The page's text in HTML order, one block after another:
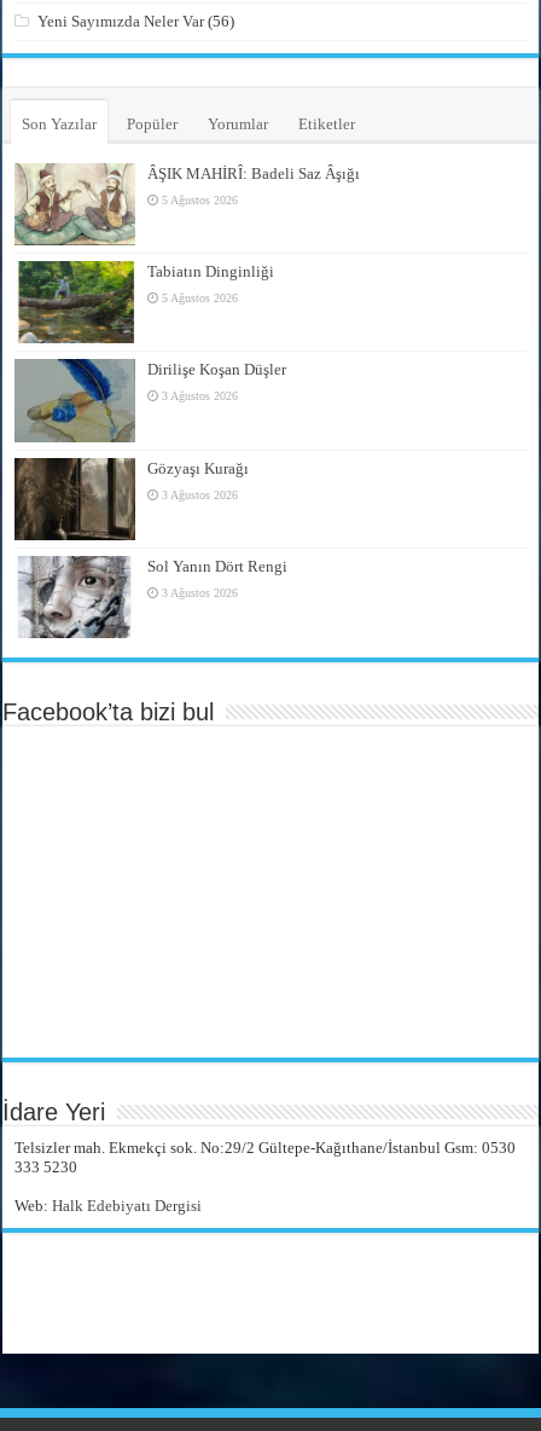
Yeni Sayımızda Neler Var(56)
Son Yazılar Popüler Yorumlar Etiketler
ÂŞIK MAHİRÎ: Badeli Saz Âşığı
5 Ağustos 2026
Tabiatın Dinginliği
5 Ağustos 2026
Dirilişe Koşan Düşler
3 Ağustos 2026
Gözyaşı Kurağı
3 Ağustos 2026
Sol Yanın Dört Rengi
3 Ağustos 2026
Facebook’ta bizi bul
İdare Yeri
Telsizler mah. Ekmekçi sok. No:29/2 Gültepe-Kağıthane/İstanbul Gsm: 0530
333 5230
Web:Halk Edebiyatı Dergisi